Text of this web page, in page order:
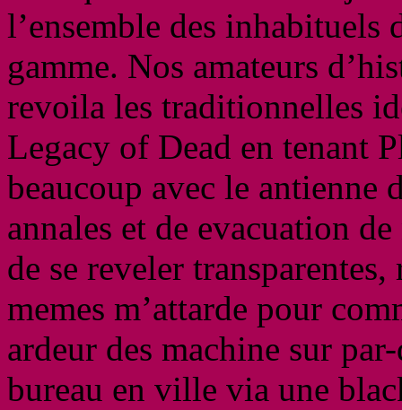
l’ensemble des inhabituels
gamme. Nos amateurs
revoila les traditionnelles
Legacy of Dead en tenant
beaucoup avec le antienne
annales et de evacuation
de se reveler
memes m’attarde pour
ardeur des machine sur
bureau en ville via une